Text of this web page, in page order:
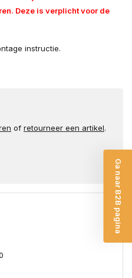
Deze is verplicht voor de
instructie.
of retourneer een artikel.
Ga naar B2B pagina